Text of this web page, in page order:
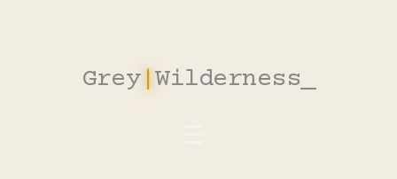
Grey|Wilderness